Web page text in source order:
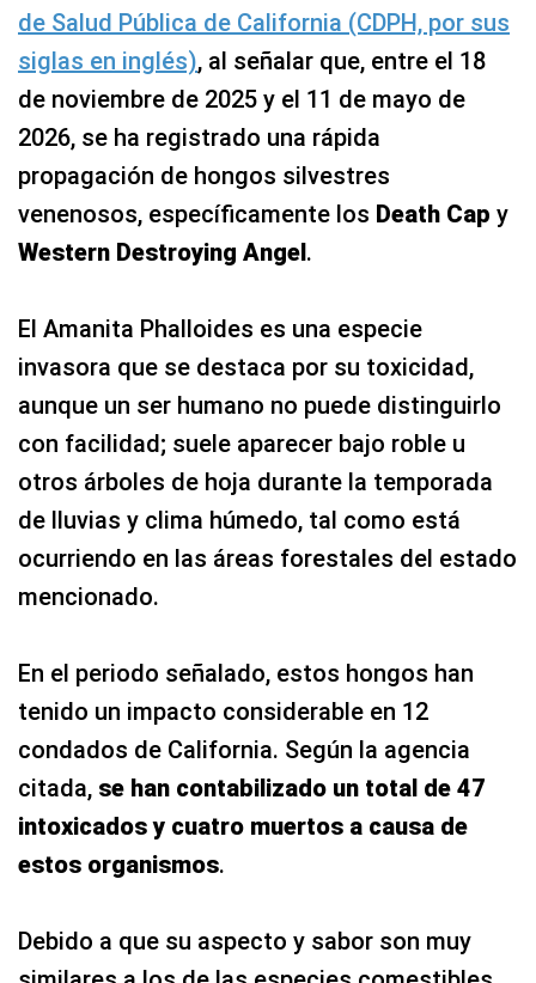
de Salud Pública de California (CDPH, por sus
siglas en inglés), al señalar que, entre el 18
de noviembre de 2025 y el 11 de mayo de
2026, se ha registrado una rápida
propagación de hongos silvestres
venenosos, específicamente los Death Cap y
Western Destroying Angel.
El Amanita Phalloides es una especie
invasora que se destaca por su toxicidad,
aunque un ser humano no puede distinguirlo
con facilidad; suele aparecer bajo roble u
otros árboles de hoja durante la temporada
de lluvias y clima húmedo, tal como está
ocurriendo en las áreas forestales del estado
mencionado.
En el periodo señalado, estos hongos han
tenido un impacto considerable en 12
condados de California. Según la agencia
citada, se han contabilizado un total de 47
intoxicados y cuatro muertos a causa de
estos organismos.
Debido a que su aspecto y sabor son muy